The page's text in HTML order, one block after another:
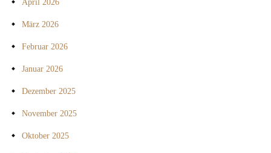
April 2026
März 2026
Februar 2026
Januar 2026
Dezember 2025
November 2025
Oktober 2025